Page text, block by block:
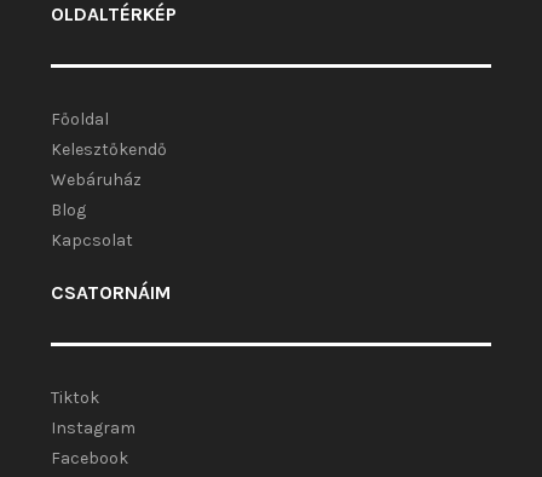
OLDALTÉRKÉP
Főoldal
Kelesztőkendő
Webáruház
Blog
Kapcsolat
CSATORNÁIM
Tiktok
Instagram
Facebook